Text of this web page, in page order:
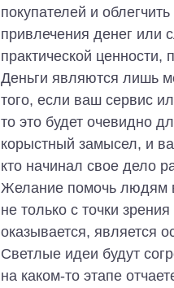
покупателей и
привлечения денег или
практической
Деньги являются лишь
того, если ваш сервис
то это будет очевидно
корыстный замысел, и
кто начинал свое дело
Желание помочь людям в
не только с точки
оказывается, является
Светлые идеи будут
на каком-то этапе